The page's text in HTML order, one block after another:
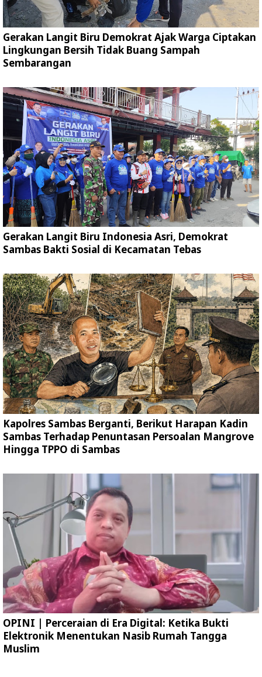
Gerakan Langit Biru Demokrat Ajak Warga Ciptakan
Lingkungan Bersih Tidak Buang Sampah
Sembarangan
Gerakan Langit Biru Indonesia Asri, Demokrat
Sambas Bakti Sosial di Kecamatan Tebas
Kapolres Sambas Berganti, Berikut Harapan Kadin
Sambas Terhadap Penuntasan Persoalan Mangrove
Hingga TPPO di Sambas
OPINI | Perceraian di Era Digital: Ketika Bukti
Elektronik Menentukan Nasib Rumah Tangga
Muslim